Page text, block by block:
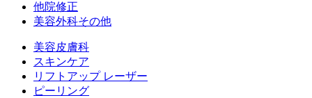
他院修正
美容外科その他
美容皮膚科
スキンケア
リフトアップ レーザー
ピーリング